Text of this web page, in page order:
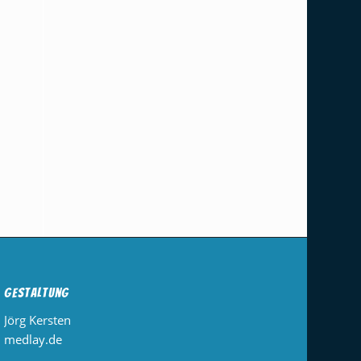
Gestaltung
Jörg Kersten
medlay.de